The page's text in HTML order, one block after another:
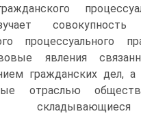
процессуального
явления
гражданских дел, а
отраслью